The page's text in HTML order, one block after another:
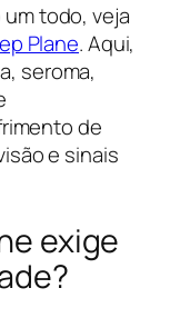
todo, veja
Plane. Aqui,
seroma,
de
e sinais
exige